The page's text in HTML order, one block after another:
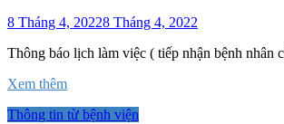
8 Tháng 4, 20228 Tháng 4, 2022
Thông báo lịch làm việc ( tiếp nhận bệnh
Xem thêm
Thông tin từ bệnh viện